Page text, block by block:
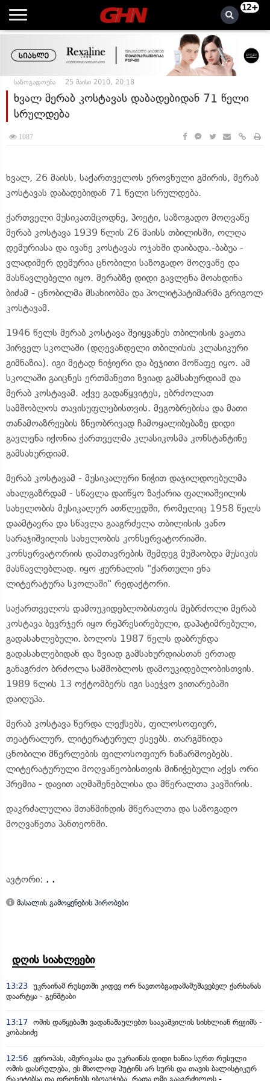
12+
საზოგადოება 25 მაისი 2010, 20:18
ხვალ მერაბ კოსტავას დაბადებიდან 71 წელი
სრულდება
1087
ხვალ, 26 მაისს, საქართველოს ეროვნული გმირის, მერაბ
კოსტავას დაბადებიდან 71 წელი სრულდება.
ქართველი მუსიკათმცოდნე, პოეტი, საზოგადო მოღვაწე
მერაბ კოსტავა 1939 წლის 26 მაისს თბილისში, ოლღა
დემურიასა და ივანე კოსტავას ოჯახში დაიბადა.-ბაბუა -
ვლადიმერ დემურია ცნობილი საზოგადო მოღვაწე და
მასწავლებელი იყო. მერაბზე დიდი გავლენა მოახდინა
ბიძამ - ცნობილმა მსახიობმა და პოლიტპატიმარმა გრიგოლ
კოსტავამ.
1946 წელს მერაბ კოსტავა შეიყვანეს თბილისის ვაჟთა
პირველ სკოლაში (დღევანდელი თბილისის კლასიკური
გიმნაზია). იგი მეტად ნიჭიერი და ბეჯითი მოწაფე იყო. ამ
სკოლაში გაიცნეს ერთმანეთი ზვიად გამსახურდიამ და
მერაბ კოსტავამ. აქვე გადაწყვიტეს, ებრძოლათ
სამშობლოს თავისუფლებისთვის. მეგობრებისა და მათი
თანამოაზრეების ზნეობრივად ჩამოყალიბებაზე დიდი
გავლენა იქონია ქართველმა კლასიკოსმა კონსტანტინე
გამსახურდიამ.
მერაბ კოსტავამ - მუსიკალური ნიჭით დაჯილდოებულმა
ახალგაზრდამ - სწავლა დაიწყო ზაქარია ფალიაშვილის
სახელობის მუსიკალურ ათწლედში, რომელიც 1958 წელს
დაამტავრა და სწავლა გააგრძელა თბილისის ვანო
სარაჯიშვილის სახელობის კონსერვატორიაში.
კონსერვატორიის დამთავრების შემდეგ მუშაობდა მუსიკის
მასწავლებლად. იყო ჟურნალის "ქართული ენა
ლიტერატურა სკოლაში" რედაქტორი.
საქართველოს დამოუკიდებლობისთვის მებრძოლი მერაბ
კოსტავა ბევრჯერ იყო რეპრესირებული, დაპატიმრებული,
გადასახლებული. ბოლოს 1987 წელს დაბრუნდა
გადასახლებიდან და ზვიად გამსახურდიასთან ერთად
განაგრძო ბრძოლა სამშობლოს დამოუკიდებლობისთვის.
1989 წლის 13 ოქტომბერს იგი საეჭვო ვითარებაში
დაიღუპა.
მერაბ კოსტავა წერდა ლექსებს, ფილოსოფიურ,
თეატრალურ, ლიტერატურულ ესეებს. თარგმნიდა
ცნობილი მწერლების ფილოსოფიურ ნაწარმოებებს.
ლიტერატურული მოღვაწეობისთვის მინიჭებული აქვს ორი
პრემია - დავით აღმაშენებლისა და მწერალთა კავშირის.
დაკრძალულია მთაწმინდის მწერალთა და საზოგადო
მოღვაწეთა პანთეონში.
ავტორი: . .
მასალის გამოყენების პირობები
დღის სიახლეები
13:23 უკრაინამ რუსეთში კიდევ ორ ნავთობგადამამუშავებელ ქარხანას
დაარტყა - გენშტაბი
13:17 ომის დაწყებაში ვადანაშაულებთ სააკაშვილის სისხლიან რეჟიმს -
კობახიძე
12:56 ევროპას, ამერიკასა და უკრაინას დიდი ხანია სურთ რუსული
ომის დასრულება, ეს მხოლოდ პუტინს არ სურს და თავის ბალისტიკურ
რაკეტებსა და დრონებს ებღაუჭება, რათა ომი გააგრძელოს -